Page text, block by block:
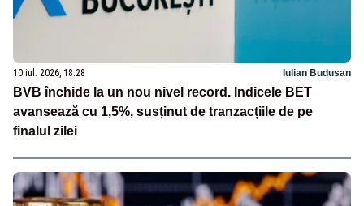
10 iul. 2026, 18:28 Iulian Budusan
BVB închide la un nou nivel record. Indicele BET
avansează cu 1,5%, susținut de tranzacțiile de pe
finalul zilei